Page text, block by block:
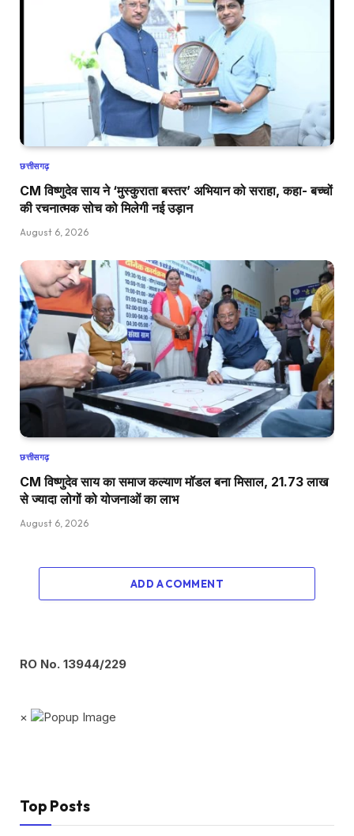
छत्तीसगढ़
CM विष्णुदेव साय ने ‘मुस्कुराता बस्तर’ अभियान को सराहा, कहा- बच्चों
की रचनात्मक सोच को मिलेगी नई उड़ान
August 6, 2026
छत्तीसगढ़
CM विष्णुदेव साय का समाज कल्याण मॉडल बना मिसाल, 21.73 लाख
से ज्यादा लोगों को योजनाओं का लाभ
August 6, 2026
ADD A COMMENT
RO No. 13944/229
×
Top Posts